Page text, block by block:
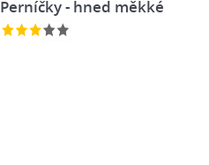
Perníčky - hned měkké